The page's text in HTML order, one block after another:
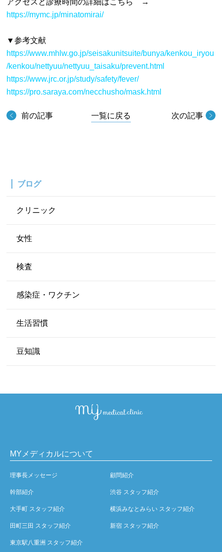
アクセスと診療時間の詳細はこちら →
https://mymc.jp/minatomirai/
▼参考文献
https://www.mhlw.go.jp/seisakunitsuite/bunya/kenkou_iryou
/kenkou/nettyuu/nettyuu_taisaku/prevent.html
https://www.jrc.or.jp/study/safety/fever/
https://pro.saraya.com/necchusho/mask.html
前の記事 一覧に戻る 次の記事
ブログ
クリニック
女性
検査
感染症・ワクチン
生活習慣
豆知識
MYメディカルについて
理事長メッセージ 顧問紹介
幹部紹介 渋谷 スタッフ紹介
大手町 スタッフ紹介 横浜みなとみらい スタッフ紹介
田町三田 スタッフ紹介 新宿 スタッフ紹介
東京駅八重洲 スタッフ紹介